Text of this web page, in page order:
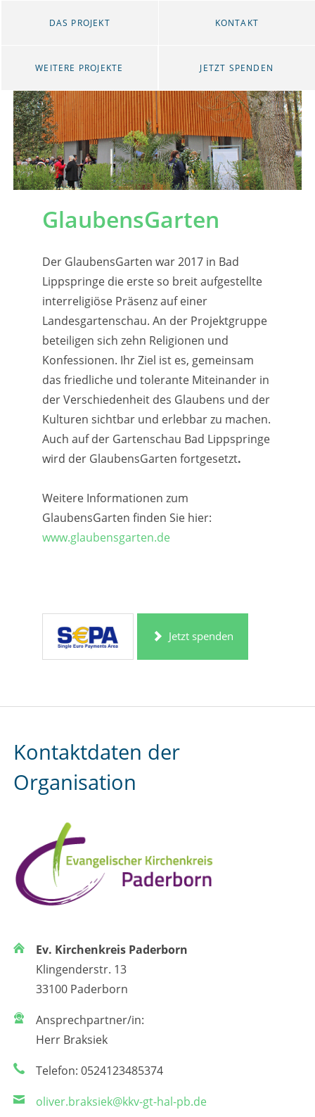
DAS PROJEKT KONTAKT
WEITERE PROJEKTE JETZT SPENDEN
GlaubensGarten
Der GlaubensGarten war 2017 in Bad
Lippspringe die erste so breit aufgestellte
interreligiöse Präsenz auf einer
Landesgartenschau. An der Projektgruppe
beteiligen sich zehn Religionen und
Konfessionen. Ihr Ziel ist es, gemeinsam
das friedliche und tolerante Miteinander in
der Verschiedenheit des Glaubens und der
Kulturen sichtbar und erlebbar zu machen.
Auch auf der Gartenschau Bad Lippspringe
wird der GlaubensGarten fortgesetzt.
Weitere Informationen zum
GlaubensGarten finden Sie hier:
www.glaubensgarten.de
Jetzt spenden
Kontaktdaten der
Organisation
Ev. Kirchenkreis Paderborn
Klingenderstr. 13
33100 Paderborn
Ansprechpartner/in:
Herr Braksiek
Telefon: 0524123485374
oliver.braksiek@kkv-gt-hal-pb.de